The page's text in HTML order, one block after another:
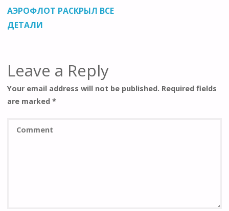
АЭРОФЛОТ РАСКРЫЛ ВСЕ
ДЕТАЛИ
Leave a Reply
Your email address will not be published. Required fields
are marked*